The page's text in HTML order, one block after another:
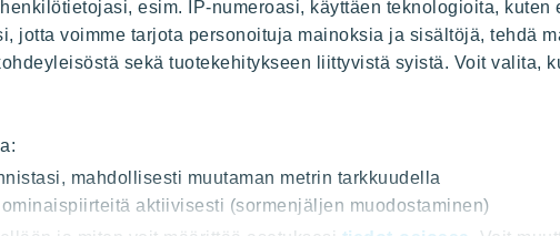
esim. IP-numeroasi, käyttäen teknologioita, kuten
jotta voimme tarjota personoituja mainoksia ja sisältöjä, tehdä
sekä tuotekehitykseen liittyvistä syistä. Voit valita,
mahdollisesti muutaman metrin tarkkuudella
aktiivisesti (sormenjäljen muodostaminen)
Tietoa YIT:stä
Töihin meille
Projektit
Vastuullisuus
Media
Myytävät asunnot
Vuokrattavat toimitilat
Toimitilarakentaminen
Teollisuusrakentaminen